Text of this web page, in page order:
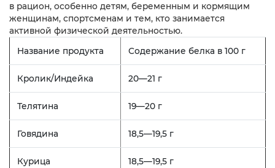
в рацион, особенно детям, беременным и кормящим
женщинам, спортсменам и тем, кто занимается
активной физической деятельностью.
Название продукта Содержание белка в 100 г
Кролик/Индейка 20—21 г
Телятина 19—20 г
Говядина 18,5—19,5 г
Курица 18,5—19,5 г